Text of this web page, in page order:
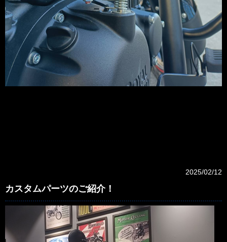
2025/02/12
カスタムパーツのご紹介！